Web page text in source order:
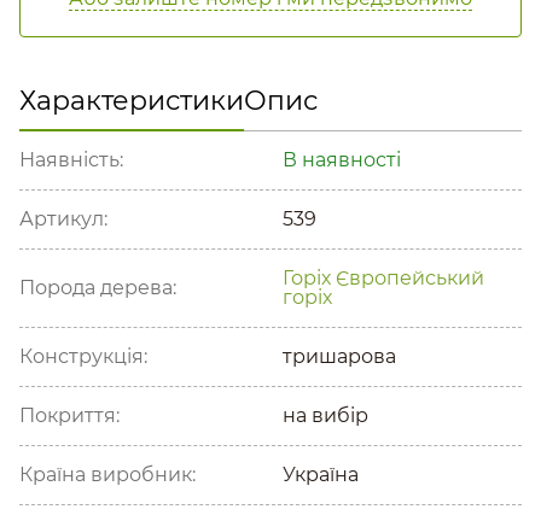
ХарактеристикиОпис
Наявність: В наявності
Артикул: 539
Порода дерева: Горіх Європейський
горіх
Конструкція: тришарова
Покриття: на вибір
Країна виробник: Україна